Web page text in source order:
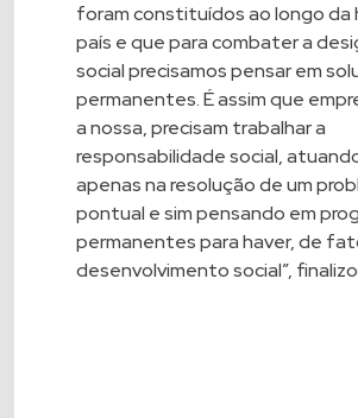
foram constituídos ao longo da
país e que para combater a
social precisamos pensar em
permanentes. É assim que
a nossa, precisam trabalhar a
responsabilidade social,
apenas na resolução de um
pontual e sim pensando em
permanentes para haver, de
desenvolvimento social”,